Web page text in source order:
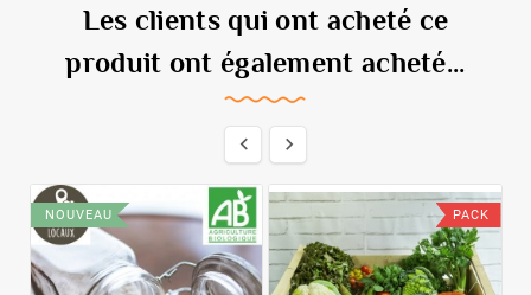
Les clients qui ont acheté ce
produit ont également acheté...
 
NOUVEAU PACK